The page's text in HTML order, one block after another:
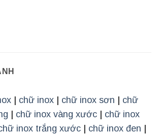
| chữ inox | chữ inox sơn | chữ
| chữ inox vàng xước | chữ inox
inox trắng xước | chữ inox đen |